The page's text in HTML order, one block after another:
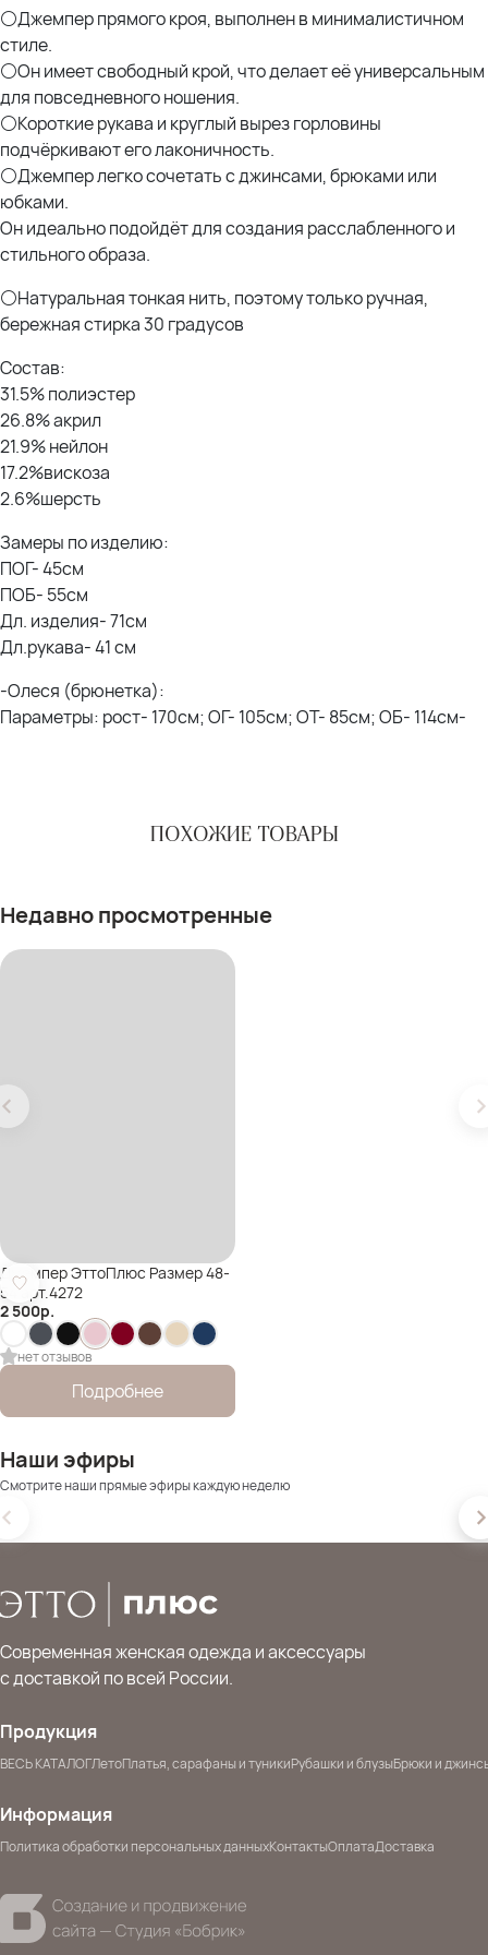
⚪Джемпер прямого кроя, выполнен в минималистичном
стиле.
⚪Он имеет свободный крой, что делает её универсальным
для повседневного ношения.
⚪Короткие рукава и круглый вырез горловины
подчёркивают его лаконичность.
⚪Джемпер легко сочетать с джинсами, брюками или
юбками.
Он идеально подойдёт для создания расслабленного и
стильного образа.
⚪Натуральная тонкая нить, поэтому только ручная,
бережная стирка 30 градусов
Состав:
31.5% полиэстер
26.8% акрил
21.9% нейлон
17.2%вискоза
2.6%шерсть
Замеры по изделию:
ПОГ- 45см
ПОБ- 55см
Дл. изделия- 71см
Дл.рукава- 41 см
-Олеся (брюнетка):
Параметры: рост- 170см; ОГ- 105см; ОТ- 85см; ОБ- 114см-
ПОХОЖИЕ ТОВАРЫ
Недавно просмотренные
Джемпер ЭттоПлюс Размер 48-
54 арт.4272
2 500р.
нет отзывов
Подробнее
Наши эфиры
Смотрите наши прямые эфиры каждую неделю
Современная женская одежда и аксессуары
с доставкой по всей России.
Продукция
ВЕСЬ КАТАЛОГЛетоПлатья, сарафаны и туникиРубашки и блузыБрюки и
Информация
Политика обработки персональных данныхКонтактыОплатаДоставка